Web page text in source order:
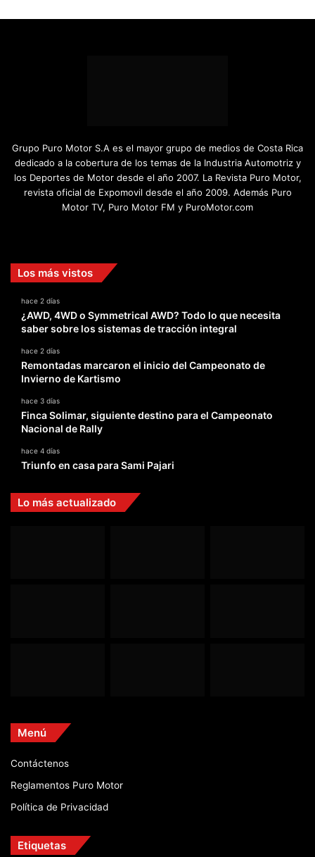
Grupo Puro Motor S.A es el mayor grupo de medios de Costa Rica
dedicado a la cobertura de los temas de la Industria Automotriz y
los Deportes de Motor desde el año 2007. La Revista Puro Motor,
revista oficial de Expomovil desde el año 2009. Además Puro
Motor TV, Puro Motor FM y PuroMotor.com
Los más vistos
hace 2 días
¿AWD, 4WD o Symmetrical AWD? Todo lo que necesita
saber sobre los sistemas de tracción integral
hace 2 días
Remontadas marcaron el inicio del Campeonato de
Invierno de Kartismo
hace 3 días
Finca Solimar, siguiente destino para el Campeonato
Nacional de Rally
hace 4 días
Triunfo en casa para Sami Pajari
Lo más actualizado
Menú
Contáctenos
Reglamentos Puro Motor
Política de Privacidad
Etiquetas